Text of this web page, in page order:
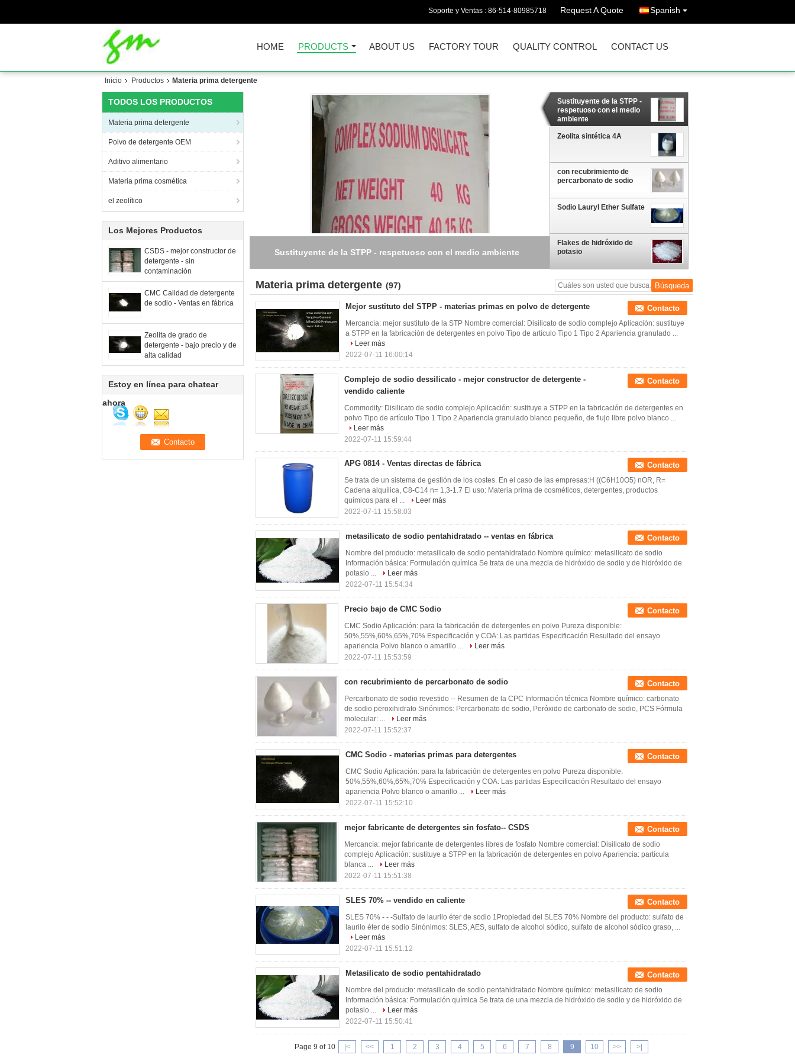
Soporte y Ventas : 86-514-80985718 Request A Quote Spanish
HOME PRODUCTS ABOUT US FACTORY TOUR QUALITY CONTROL CONTACT US
Inicio Productos Materia prima detergente
TODOS LOS PRODUCTOS
Materia prima detergente
Polvo de detergente OEM
Aditivo alimentario
Materia prima cosmética
el zeolítico
Los Mejores Productos
CSDS - mejor constructor de
detergente - sin
contaminación
CMC Calidad de detergente
de sodio - Ventas en fábrica
Zeolita de grado de
detergente - bajo precio y de
alta calidad
Estoy en línea para chatear
ahora
Sustituyente de la STPP - respetuoso con el medio ambiente
Sustituyente de la STPP -
respetuoso con el medio
ambiente
Zeolita sintética 4A
con recubrimiento de
percarbonato de sodio
Sodio Lauryl Ether Sulfate
Flakes de hidróxido de
potasio
Materia prima detergente (97)
Mejor sustituto del STPP - materias primas en polvo de detergente Contacto
Mercancía: mejor sustituto de la STP Nombre comercial: Disilicato de sodio complejo Aplicación: sustituye
a STPP en la fabricación de detergentes en polvo Tipo de artículo Tipo 1 Tipo 2 Apariencia granulado ...
Leer más
2022-07-11 16:00:14
Complejo de sodio dessilicato - mejor constructor de detergente -
vendido caliente
Contacto
Commodity: Disilicato de sodio complejo Aplicación: sustituye a STPP en la fabricación de detergentes en
polvo Tipo de artículo Tipo 1 Tipo 2 Apariencia granulado blanco pequeño, de flujo libre polvo blanco ...
Leer más
2022-07-11 15:59:44
APG 0814 - Ventas directas de fábrica Contacto
Se trata de un sistema de gestión de los costes. En el caso de las empresas:H ((C6H10O5) nOR, R=
Cadena alquílica, C8-C14 n= 1,3-1.7 El uso: Materia prima de cosméticos, detergentes, productos
químicos para el ...
Leer más
2022-07-11 15:58:03
metasilicato de sodio pentahidratado -- ventas en fábrica Contacto
Nombre del producto: metasilicato de sodio pentahidratado Nombre químico: metasilicato de sodio
Información básica: Formulación química Se trata de una mezcla de hidróxido de sodio y de hidróxido de
potasio ...
Leer más
2022-07-11 15:54:34
Precio bajo de CMC Sodio Contacto
CMC Sodio Aplicación: para la fabricación de detergentes en polvo Pureza disponible:
50%,55%,60%,65%,70% Especificación y COA: Las partidas Especificación Resultado del ensayo
apariencia Polvo blanco o amarillo ...
Leer más
2022-07-11 15:53:59
con recubrimiento de percarbonato de sodio Contacto
Percarbonato de sodio revestido -- Resumen de la CPC Información técnica Nombre químico: carbonato
de sodio peroxihidrato Sinónimos: Percarbonato de sodio, Peróxido de carbonato de sodio, PCS Fórmula
molecular: ...
Leer más
2022-07-11 15:52:37
CMC Sodio - materias primas para detergentes Contacto
CMC Sodio Aplicación: para la fabricación de detergentes en polvo Pureza disponible:
50%,55%,60%,65%,70% Especificación y COA: Las partidas Especificación Resultado del ensayo
apariencia Polvo blanco o amarillo ...
Leer más
2022-07-11 15:52:10
mejor fabricante de detergentes sin fosfato-- CSDS Contacto
Mercancía: mejor fabricante de detergentes libres de fosfato Nombre comercial: Disilicato de sodio
complejo Aplicación: sustituye a STPP en la fabricación de detergentes en polvo Apariencia: partícula
blanca ...
Leer más
2022-07-11 15:51:38
SLES 70% -- vendido en caliente Contacto
SLES 70% - - -Sulfato de laurilo éter de sodio 1Propiedad del SLES 70% Nombre del producto: sulfato de
laurilo éter de sodio Sinónimos: SLES, AES, sulfato de alcohol sódico, sulfato de alcohol sódico graso, ...
Leer más
2022-07-11 15:51:12
Metasilicato de sodio pentahidratado Contacto
Nombre del producto: metasilicato de sodio pentahidratado Nombre químico: metasilicato de sodio
Información básica: Formulación química Se trata de una mezcla de hidróxido de sodio y de hidróxido de
potasio ...
Leer más
2022-07-11 15:50:41
Page 9 of 10 |< << 1 2 3 4 5 6 7 8 9 10 >> >|